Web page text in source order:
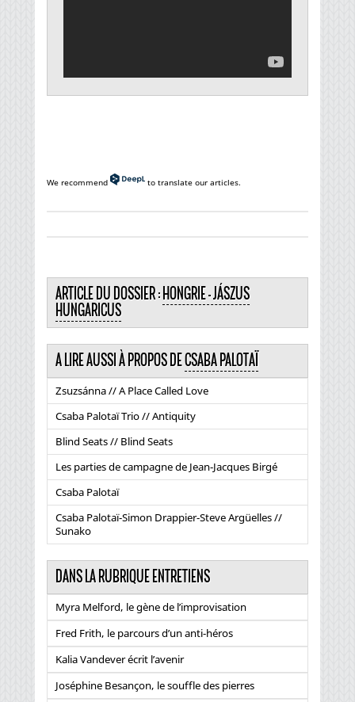
We recommend to translate our articles.
ARTICLE DU DOSSIER : HONGRIE - JÁSZUS
HUNGARICUS
A LIRE AUSSI À PROPOS DECSABA PALOTAÏ
Zsuzsánna // A Place Called Love
Csaba Palotaï Trio // Antiquity
Blind Seats // Blind Seats
Les parties de campagne de Jean-Jacques Birgé
Csaba Palotaï
Csaba Palotaï-Simon Drappier-Steve Argüelles //
Sunako
DANS LA RUBRIQUE ENTRETIENS
Myra Melford, le gène de l’improvisation
Fred Frith, le parcours d’un anti-héros
Kalia Vandever écrit l’avenir
Joséphine Besançon, le souffle des pierres